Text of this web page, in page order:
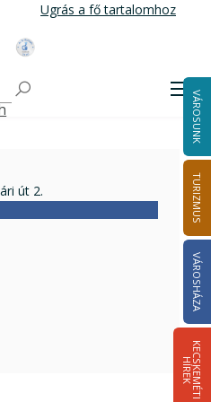
Ugrás a fő tartalomhoz
VÁROSUNK
TURIZMUS
VÁROSHÁZA
K
E
C
S
K
E
M
É
T
I
HÍ
R
E
K
út 2.